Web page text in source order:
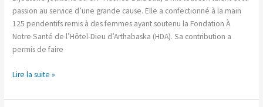
passion au service d’une grande cause. Elle a confectionné à la main
125 pendentifs remis à des femmes ayant soutenu la Fondation À
Notre Santé de l’Hôtel-Dieu d’Arthabaska (HDA). Sa contribution a
permis de faire
Fondation
HDA
Lire la suite »